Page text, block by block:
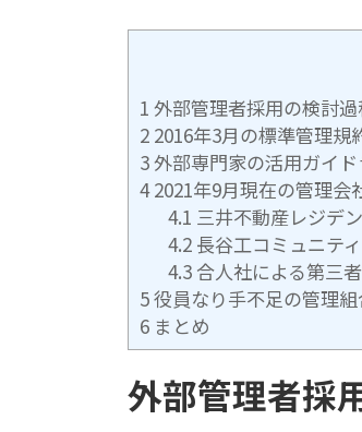
1 外部管理者採用の検討
2 2016年3月の標準管理規
3外部専門家の活用ガイ
42021年9月現在の管理会
4.1 三井不動産レジデ
4.2長谷工コミュニテ
4.3合人社による第三
5役員なり手不足の管理
6 まとめ
外部管理者採